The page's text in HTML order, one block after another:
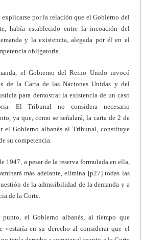
explicarse por la relación que el Gobierno del
había establecido entre la incoación del
y la existencia, alegada por él en el
obligatoria.
el Gobierno del Reino Unido invocó
de la Carta de las Naciones Unidas y del
para demostrar la existencia de un caso
El Tribunal no considera necesario
ya que, como se señalará, la carta de 2 de
Gobierno albanés al Tribunal, constituye
su competencia.
1947, a pesar de la reserva formulada en ella,
más adelante, elimina [p27] todas las
de la admisibilidad de la demanda y a
de la Corte.
el Gobierno albanés, al tiempo que
«estaría en su derecho al considerar que el